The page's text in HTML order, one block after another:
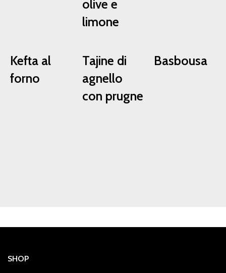
olive e
limone
Kefta al
forno
Tajine di
agnello
con prugne
Basbousa
SHOP